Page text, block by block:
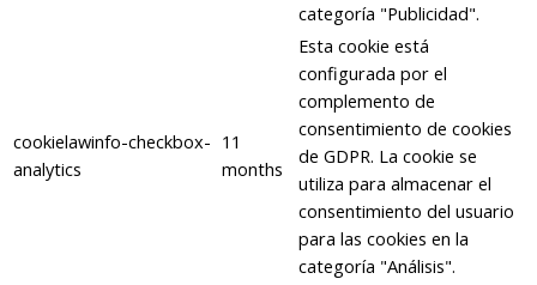
categoría "Publicidad".
cookielawinfo-checkbox-
analytics
11
months
Esta cookie está
configurada por el
complemento de
consentimiento de cookies
de GDPR. La cookie se
utiliza para almacenar el
consentimiento del usuario
para las cookies en la
categoría "Análisis".